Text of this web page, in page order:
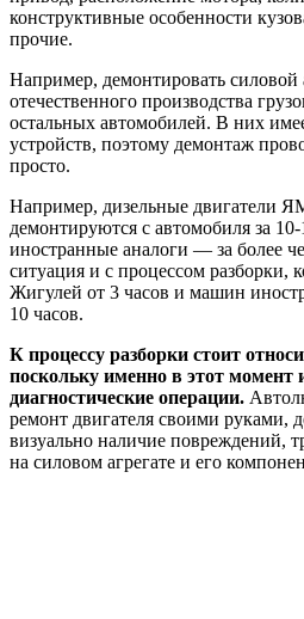
К процессу разборки стоит
поскольку именно в этот момент
диагностические операции.
ремонт двигателя своими руками,
визуально наличие повреждений,
на силовом агрегате и его
Необходимые
материалы
Перед тем как делать ремонт авто
Молоток, ключи и
Самодельный стапель с
блоком.
Шлифмашинка и наждачная
Уайт-спирит, грунтовка и